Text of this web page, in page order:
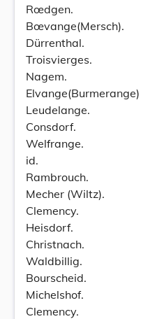
Rœdgen.
Bœvange(Mersch).
Dürrenthal.
Troisvierges.
Nagem.
Elvange(Burmerange)
Leudelange.
Consdorf.
Welfrange.
id.
Rambrouch.
Mecher (Wiltz).
Clemency.
Heisdorf.
Christnach.
Waldbillig.
Bourscheid.
Michelshof.
Clemency.